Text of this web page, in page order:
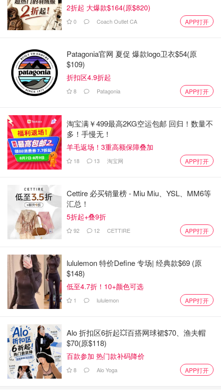
2折起 大爆款$164(原$820)
0 Coach Outlet CA APP打开
Patagonia官网 夏促 爆款logo卫衣$54(原
$109)
折扣区4.9折起
8 Patagonia APP打开
淘宝满￥499最高2KG空运包邮 回归！数量不
多！手慢无！
羊毛返场！3重高额保障叠加
18 13 淘宝网 APP打开
Cettire 必买销量榜 - Miu Miu、YSL、MM6等
汇总！
5折起+叠9折
92 12 CETTIRE APP打开
lululemon 特价Define 专场| 经典款$69 (原
$148)
低至4.7折！10+颜色可选
1 lululemon APP打开
Alo 折扣区6折起💥百搭网球裙$70、渔夫帽
$70(原$118)
百款参加 热门款补码降价
8 Alo Yoga APP打开